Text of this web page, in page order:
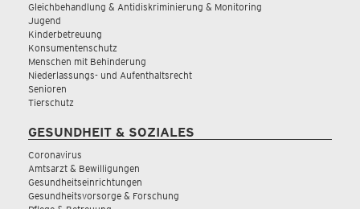
Gleichbehandlung & Antidiskriminierung & Monitoring
Jugend
Kinderbetreuung
Konsumentenschutz
Menschen mit Behinderung
Niederlassungs- und Aufenthaltsrecht
Senioren
Tierschutz
GESUNDHEIT & SOZIALES
Coronavirus
Amtsarzt & Bewilligungen
Gesundheitseinrichtungen
Gesundheitsvorsorge & Forschung